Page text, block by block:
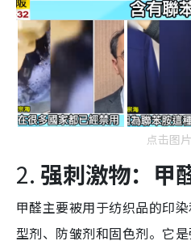
点击图
2. 强刺激物：甲
甲醛主要被用于纺织品的印
型剂、防皱剂和固色剂。它